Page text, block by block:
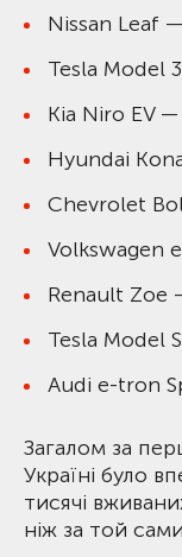
Nissan Leaf
Tesla Model
Kia Niro EV
Hyundai
Chevrolet
Volkswagen
Renault Zoe
Tesla Model
Audi e-tron
Загалом за
Україні було
тисячі
ніж за той